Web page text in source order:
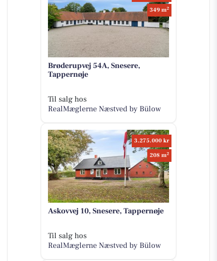
349 m2
Brøderupvej 54A, Snesere,
Tappernøje
Til salg hos
RealMæglerne Næstved by Bülow
3.275.000 kr
208 m2
Askovvej 10, Snesere, Tappernøje
Til salg hos
RealMæglerne Næstved by Bülow